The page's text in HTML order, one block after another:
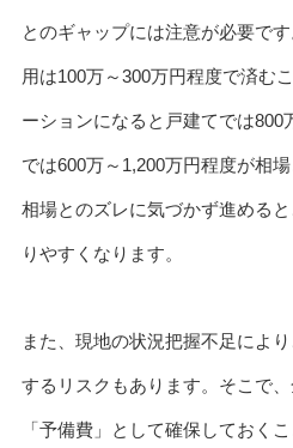
とのギャップには注意が必要で
用は100万～300万円程度で済む
ーションになると戸建てでは800
では600万～1,200万円程度が相
相場とのズレに気づかず進める
りやすくなります。
また、現地の状況把握不足によ
するリスクもあります。そこで
「予備費」として確保しておく